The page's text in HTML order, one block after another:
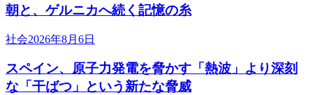
朝と、ゲルニカへ続く記憶の糸
社会2026年8月6日
スペイン、原子力発電を脅かす「熱波」より深刻
な「干ばつ」という新たな脅威